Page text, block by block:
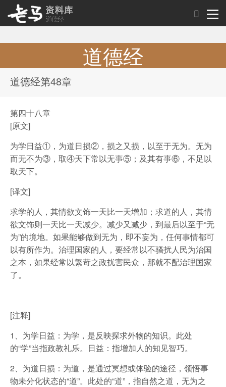
道德经
道德经第48章
第四十八章
[原文]
为学日益①，为道日损②，损之又损，以至于无为。无为
而无不为③，取④天下常以无事⑤；及其有事⑥，不足以
取天下。
[译文]
求学的人，其情欲文饰一天比一天增加；求道的人，其情
欲文饰则一天比一天减少。减少又减少，到最后以至于“无
为”的境地。如果能够做到无为，即不妄为，任何事情都可
以有所作为。治理国家的人，要经常以不骚扰人民为治国
之本，如果经常以繁苛之政扰害民众，那就不配治理国家
了。
[注释]
1、为学日益：为学，是反映探求外物的知识。此处
的“学”当指政教礼乐。日益：指增加人的知见智巧。
2、为道日损：为道，是通过冥想或体验的途径，领悟事
物未分化状态的“道”。此处的“道”，指自然之道，无为之